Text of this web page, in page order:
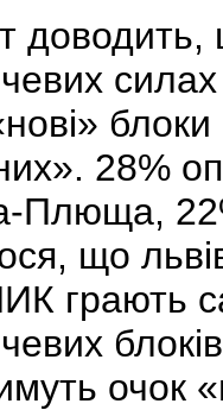
доводить,
28%
Плюща,
що
грають
очок